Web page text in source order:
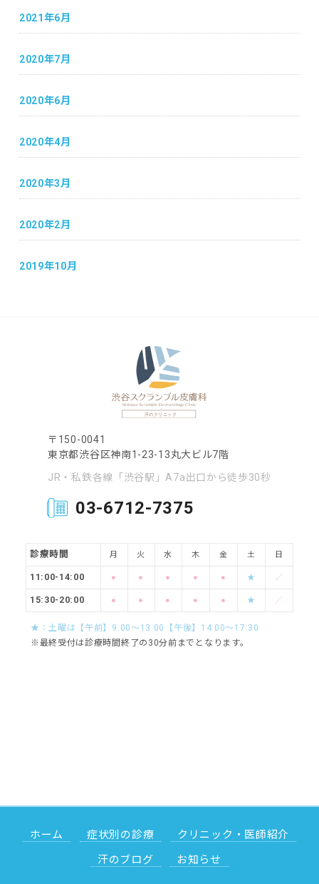
2021年6月
2020年7月
2020年6月
2020年4月
2020年3月
2020年2月
2019年10月
〒150-0041
東京都渋谷区神南1-23-13丸大ビル7階
JR・私鉄各線「渋谷駅」A7a出口から徒歩30秒
03-6712-7375
診療時間 月 火 水 木 金 土 日
11:00-14:00 ● ● ● ● ● ★ ／
15:30-20:00 ● ● ● ● ● ★ ／
★：土曜は【午前】9:00～13:00【午後】14:00～17:30
※最終受付は診療時間終了の30分前までとなります。
ホーム 症状別の診療
クリニック・医師紹介
汗のブログ
お知らせ